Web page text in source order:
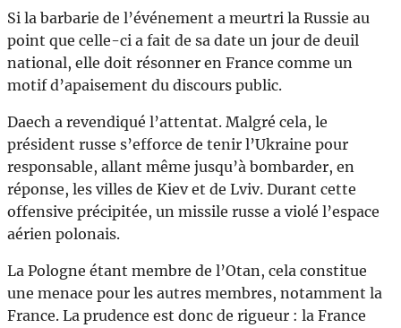
Si la barbarie de l’événement a meurtri la Russie au
point que celle-ci a fait de sa date un jour de deuil
national, elle doit résonner en France comme un
motif d’apaisement du discours public.
Daech a revendiqué l’attentat. Malgré cela, le
président russe s’efforce de tenir l’Ukraine pour
responsable, allant même jusqu’à bombarder, en
réponse, les villes de Kiev et de Lviv. Durant cette
offensive précipitée, un missile russe a violé l’espace
aérien polonais.
La Pologne étant membre de l’Otan, cela constitue
une menace pour les autres membres, notamment la
France. La prudence est donc de rigueur : la France